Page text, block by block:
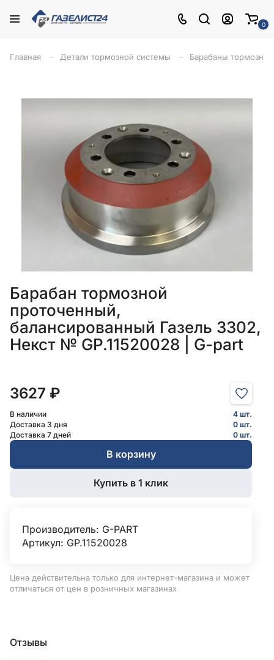
0
Главная Детали тормозной системы Барабаны тормозные
Барабан тормозной
проточенный,
балансированный Газель 3302,
Некст № GP.11520028 | G-part
3627 ₽
В наличии
4 шт.
Доставка 3 дня
0 шт.
Доставка 7 дней
0 шт.
В корзину
Купить в 1 клик
Производитель: G-PART
Артикул: GP.11520028
Цена действительна только для интернет-магазина и может
отличаться от цен в розничных магазинах
Отзывы